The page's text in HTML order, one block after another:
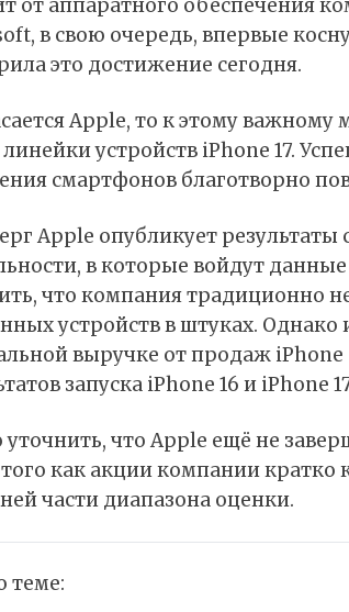
от аппаратного обеспечения
в свою очередь, впервые
это достижение сегодня.
Apple, то к этому
устройств iPhone 17.
смартфонов благотворно
Apple опубликует
в которые войдут
что компания традиционно
устройств в штуках.
выручке от продаж
запуска iPhone 16 и iPhone
что Apple ещё не
как акции компании кратко
части диапазона оценки.
теме: